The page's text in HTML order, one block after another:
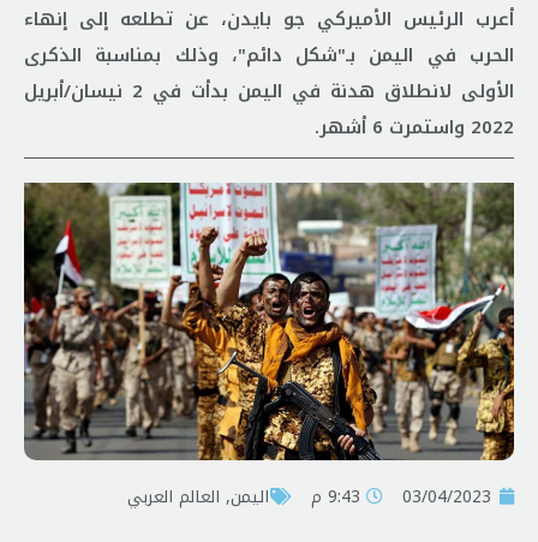
أعرب الرئيس الأميركي جو بايدن، عن تطلعه إلى إنهاء
الحرب في اليمن بـ"شكل دائم"، وذلك بمناسبة الذكرى
الأولى لانطلاق هدنة في اليمن بدأت في 2 نيسان/أبريل
2022 واستمرت 6 أشهر.
03/04/2023 9:43 م اليمن, العالم العربي